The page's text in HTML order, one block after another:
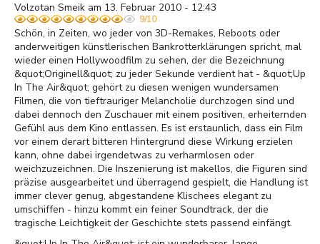
Volzotan Smeik am 13. Februar 2010 - 12:43
9/10
Schön, in Zeiten, wo jeder von 3D-Remakes, Reboots oder
anderweitigen künstlerischen Bankrotterklärungen spricht, mal
wieder einen Hollywoodfilm zu sehen, der die Bezeichnung
&quot;Originell&quot; zu jeder Sekunde verdient hat - &quot;Up
In The Air&quot; gehört zu diesen wenigen wundersamen
Filmen, die von tieftrauriger Melancholie durchzogen sind und
dabei dennoch den Zuschauer mit einem positiven, erheiternden
Gefühl aus dem Kino entlassen. Es ist erstaunlich, dass ein Film
vor einem derart bitteren Hintergrund diese Wirkung erzielen
kann, ohne dabei irgendetwas zu verharmlosen oder
weichzuzeichnen. Die Inszenierung ist makellos, die Figuren sind
präzise ausgearbeitet und überragend gespielt, die Handlung ist
immer clever genug, abgestandene Klischees elegant zu
umschiffen - hinzu kommt ein feiner Soundtrack, der die
tragische Leichtigkeit der Geschichte stets passend einfängt.